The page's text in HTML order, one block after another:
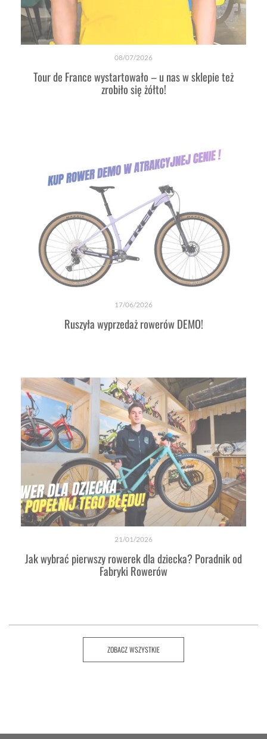
08/07/2026
Tour de France wystartowało – u nas w sklepie też
zrobiło się żółto!
17/06/2026
Ruszyła wyprzedaż rowerów DEMO!
21/01/2026
Jak wybrać pierwszy rowerek dla dziecka? Poradnik od
Fabryki Rowerów
ZOBACZ WSZYSTKIE